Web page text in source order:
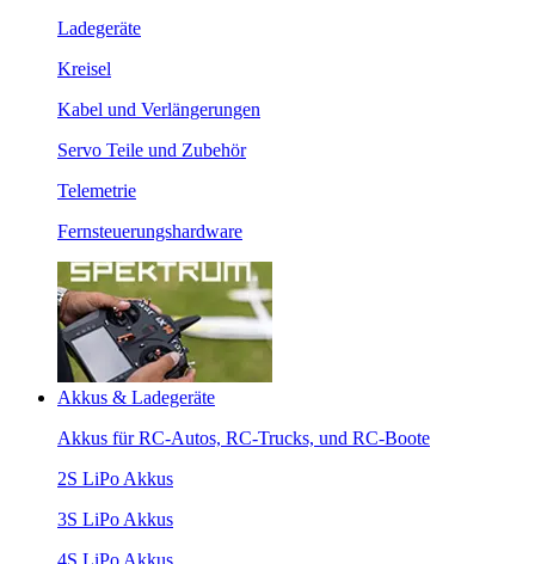
Ladegeräte
Kreisel
Kabel und Verlängerungen
Servo Teile und Zubehör
Telemetrie
Fernsteuerungshardware
Akkus & Ladegeräte
Akkus für RC-Autos, RC-Trucks, und RC-Boote
2S LiPo Akkus
3S LiPo Akkus
4S LiPo Akkus